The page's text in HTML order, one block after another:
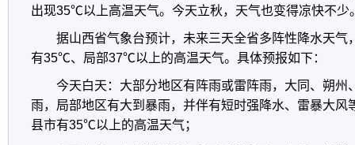
出现35℃以上高温天气。今天立秋，天气也变得凉快不少
据山西省气象台预计，未来三天全省多阵性降水天气
有35℃、局部37℃以上的高温天气。具体预报如下：
今天白天：大部分地区有阵雨或雷阵雨，大同、朔州
雨，局部地区有大到暴雨，并伴有短时强降水、雷暴大风
县市有35℃以上的高温天气；